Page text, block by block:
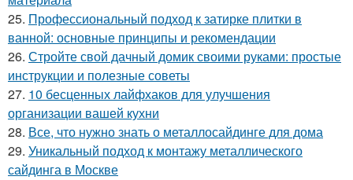
25. Профессиональный подход к затирке плитки в
ванной: основные принципы и рекомендации
26. Стройте свой дачный домик своими руками: простые
инструкции и полезные советы
27. 10 бесценных лайфхаков для улучшения
организации вашей кухни
28. Все, что нужно знать о металлосайдинге для дома
29. Уникальный подход к монтажу металлического
сайдинга в Москве